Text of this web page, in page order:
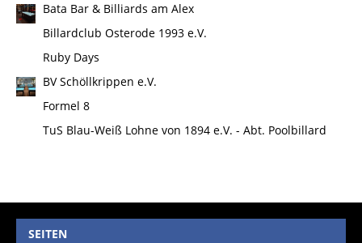
Bata Bar & Billiards am Alex
Billardclub Osterode 1993 e.V.
Ruby Days
BV Schöllkrippen e.V.
Formel 8
TuS Blau-Weiß Lohne von 1894 e.V. - Abt. Poolbillard
SEITEN